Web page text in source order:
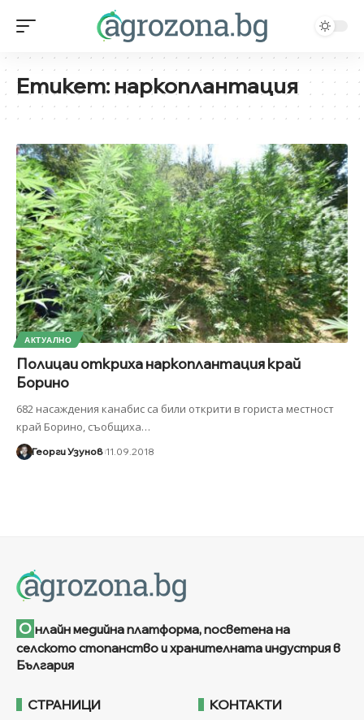
Етикет:наркоплантация
АКТУАЛНО
Полицаи откриха наркоплантация край
Борино
682 насаждения канабис са били открити в гориста местност
край Борино, съобщиха…
Георги Узунов 11.09.2018
О нлайн медийна платформа, посветена на
селското стопанство и хранителната индустрия в
България
СТРАНИЦИ КОНТАКТИ